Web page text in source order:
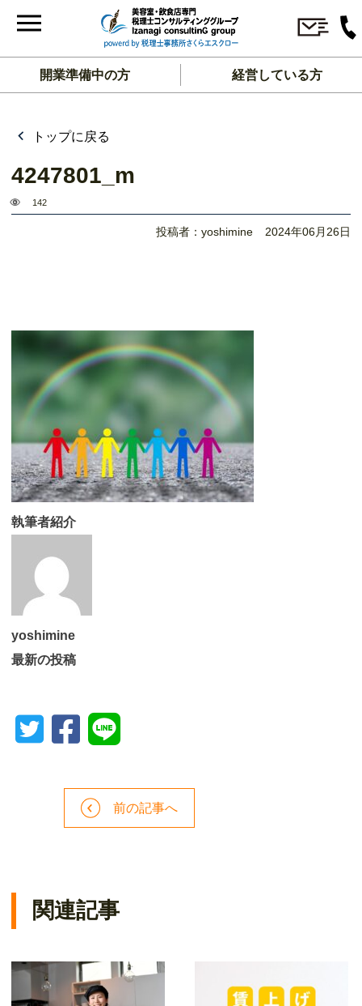
開業準備中の方 経営している方
トップに戻る
4247801_m
142
投稿者：yoshimine 2024年06月26日
執筆者紹介
yoshimine
最新の投稿
前の記事へ
関連記事